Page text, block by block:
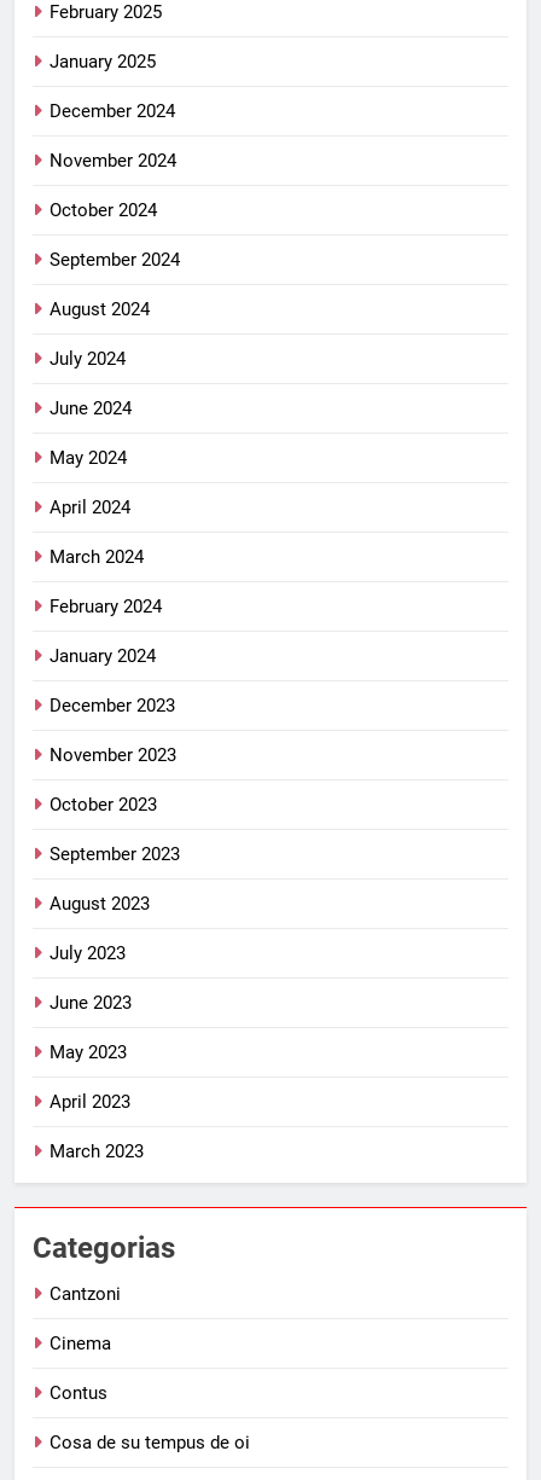
February 2025
January 2025
December 2024
November 2024
October 2024
September 2024
August 2024
July 2024
June 2024
May 2024
April 2024
March 2024
February 2024
January 2024
December 2023
November 2023
October 2023
September 2023
August 2023
July 2023
June 2023
May 2023
April 2023
March 2023
Categorias
Cantzoni
Cinema
Contus
Cosa de su tempus de oi